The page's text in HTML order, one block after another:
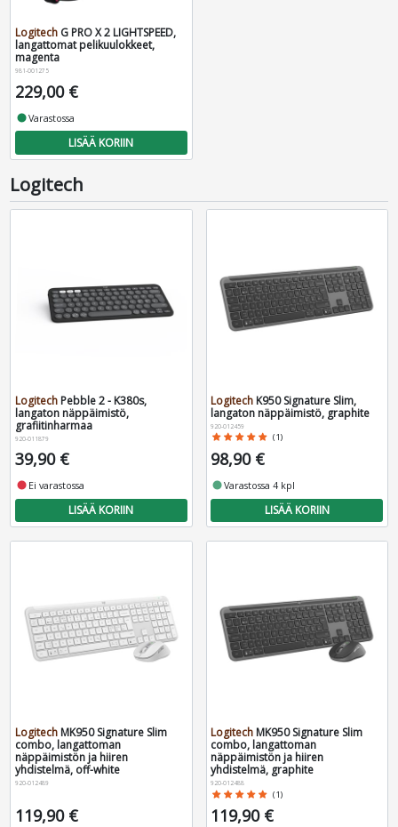
Logitech G PRO X 2 LIGHTSPEED,
langattomat pelikuulokkeet,
magenta
981-001275
229,00 €
fiber_manual_recordVarastossa
LISÄÄ KORIIN
Logitech
Logitech Pebble 2 - K380s,
langaton näppäimistö,
grafiitinharmaa
920-011879
39,90 €
fiber_manual_record Ei varastossa
LISÄÄ KORIIN
Logitech K950 Signature Slim,
langaton näppäimistö, graphite
920-012459
star star star star star (1)
98,90 €
fiber_manual_recordVarastossa 4 kpl
LISÄÄ KORIIN
Logitech MK950 Signature Slim
combo, langattoman
näppäimistön ja hiiren
yhdistelmä, off-white
920-012489
119,90 €
Logitech MK950 Signature Slim
combo, langattoman
näppäimistön ja hiiren
yhdistelmä, graphite
920-012488
star star star star star (1)
119,90 €